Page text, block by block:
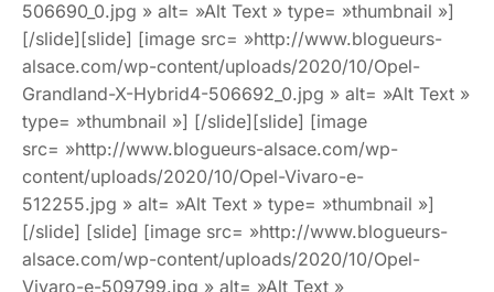
506690_0.jpg » alt= »Alt Text » type= »thumbnail »]
[/slide][slide] [image src= »http://www.blogueurs-
alsace.com/wp-content/uploads/2020/10/Opel-
Grandland-X-Hybrid4-506692_0.jpg » alt= »Alt Text »
type= »thumbnail »] [/slide][slide] [image
src= »http://www.blogueurs-alsace.com/wp-
content/uploads/2020/10/Opel-Vivaro-e-
512255.jpg » alt= »Alt Text » type= »thumbnail »]
[/slide] [slide] [image src= »http://www.blogueurs-
alsace.com/wp-content/uploads/2020/10/Opel-
Vivaro-e-509799.jpg » alt= »Alt Text »